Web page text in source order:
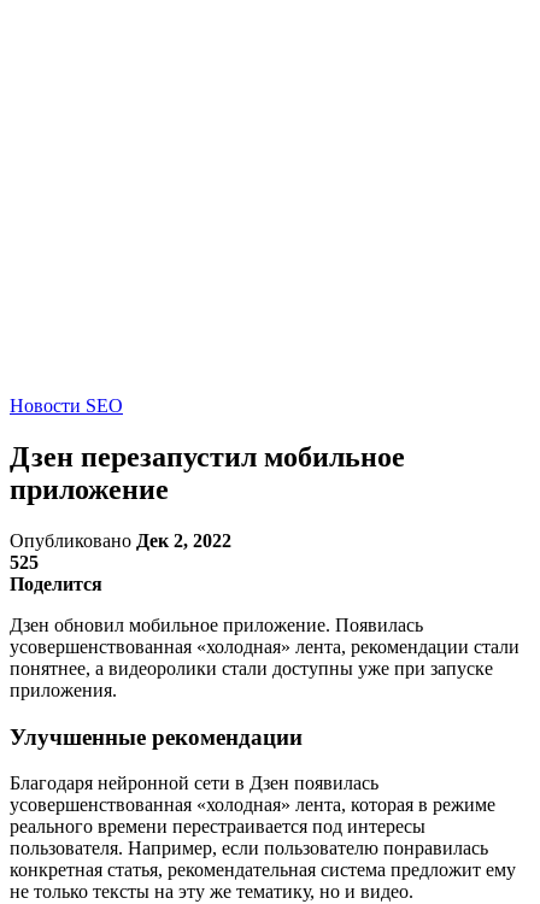
Новости SEO
Дзен перезапустил мобильное
приложение
Опубликовано Дек 2, 2022
525
Поделится
Дзен обновил мобильное приложение. Появилась
усовершенствованная «холодная» лента, рекомендации стали
понятнее, а видеоролики стали доступны уже при запуске
приложения.
Улучшенные рекомендации
Благодаря нейронной сети в Дзен появилась
усовершенствованная «холодная» лента, которая в режиме
реального времени перестраивается под интересы
пользователя. Например, если пользователю понравилась
конкретная статья, рекомендательная система предложит ему
не только тексты на эту же тематику, но и видео.